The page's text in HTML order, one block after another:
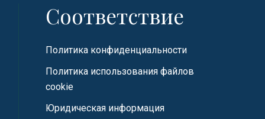
Соответствие
Политика конфиденциальности
Политика использования файлов
cookie
Юридическая информация